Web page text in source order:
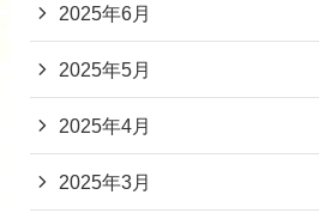
2025年6月
2025年5月
2025年4月
2025年3月